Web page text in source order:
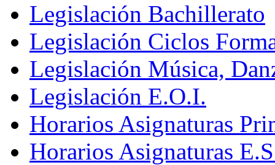
Legislación Bachillerato
Legislación Ciclos
Legislación Música,
Legislación E.O.I.
Horarios Asignaturas
Horarios Asignaturas